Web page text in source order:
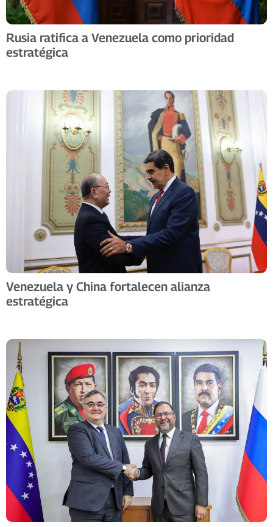
Rusia ratifica a Venezuela como prioridad
estratégica
Venezuela y China fortalecen alianza
estratégica